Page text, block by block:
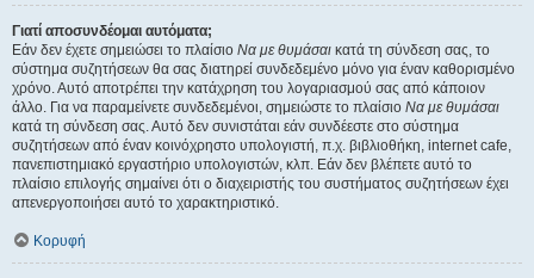
Γιατί αποσυνδέομαι αυτόματα;
Εάν δεν έχετε σημειώσει το πλαίσιο Να με θυμάσαι κατά τη σύνδεση σας, το
σύστημα συζητήσεων θα σας διατηρεί συνδεδεμένο μόνο για έναν καθορισμένο
χρόνο. Αυτό αποτρέπει την κατάχρηση του λογαριασμού σας από κάποιον
άλλο. Για να παραμείνετε συνδεδεμένοι, σημειώστε το πλαίσιο Να με θυμάσαι
κατά τη σύνδεση σας. Αυτό δεν συνιστάται εάν συνδέεστε στο σύστημα
συζητήσεων από έναν κοινόχρηστο υπολογιστή, π.χ. βιβλιοθήκη, internet cafe,
πανεπιστημιακό εργαστήριο υπολογιστών, κλπ. Εάν δεν βλέπετε αυτό το
πλαίσιο επιλογής σημαίνει ότι ο διαχειριστής του συστήματος συζητήσεων έχει
απενεργοποιήσει αυτό το χαρακτηριστικό.
Κορυφή